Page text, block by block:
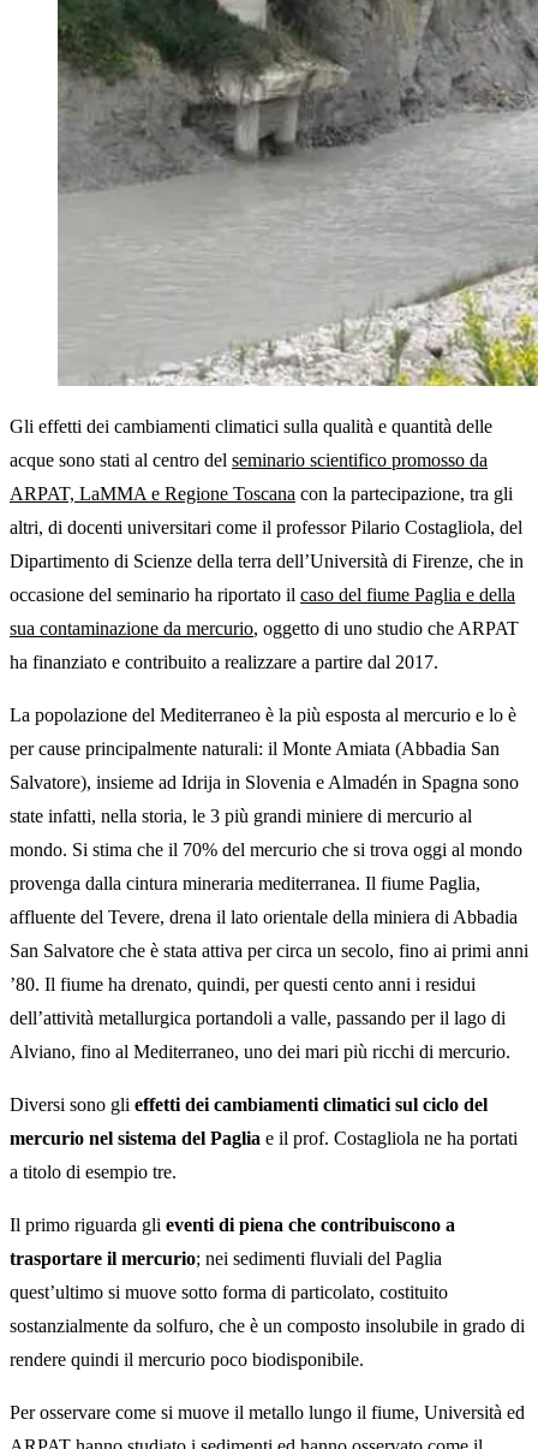
Gli effetti dei cambiamenti climatici sulla qualità e quantità delle
acque sono stati al centro del seminario scientifico promosso da
ARPAT, LaMMA e Regione Toscana con la partecipazione, tra gli
altri, di docenti universitari come il professor Pilario Costagliola, del
Dipartimento di Scienze della terra dell’Università di Firenze, che in
occasione del seminario ha riportato il caso del fiume Paglia e della
sua contaminazione da mercurio, oggetto di uno studio che ARPAT
ha finanziato e contribuito a realizzare a partire dal 2017.
La popolazione del Mediterraneo è la più esposta al mercurio e lo è
per cause principalmente naturali: il Monte Amiata (Abbadia San
Salvatore), insieme ad Idrija in Slovenia e Almadén in Spagna sono
state infatti, nella storia, le 3 più grandi miniere di mercurio al
mondo. Si stima che il 70% del mercurio che si trova oggi al mondo
provenga dalla cintura mineraria mediterranea. Il fiume Paglia,
affluente del Tevere, drena il lato orientale della miniera di Abbadia
San Salvatore che è stata attiva per circa un secolo, fino ai primi anni
’80. Il fiume ha drenato, quindi, per questi cento anni i residui
dell’attività metallurgica portandoli a valle, passando per il lago di
Alviano, fino al Mediterraneo, uno dei mari più ricchi di mercurio.
Diversi sono gli effetti dei cambiamenti climatici sul ciclo del
mercurio nel sistema del Paglia e il prof. Costagliola ne ha portati
a titolo di esempio tre.
Il primo riguarda gli eventi di piena che contribuiscono a
trasportare il mercurio; nei sedimenti fluviali del Paglia
quest’ultimo si muove sotto forma di particolato, costituito
sostanzialmente da solfuro, che è un composto insolubile in grado di
rendere quindi il mercurio poco biodisponibile.
Per osservare come si muove il metallo lungo il fiume, Università ed